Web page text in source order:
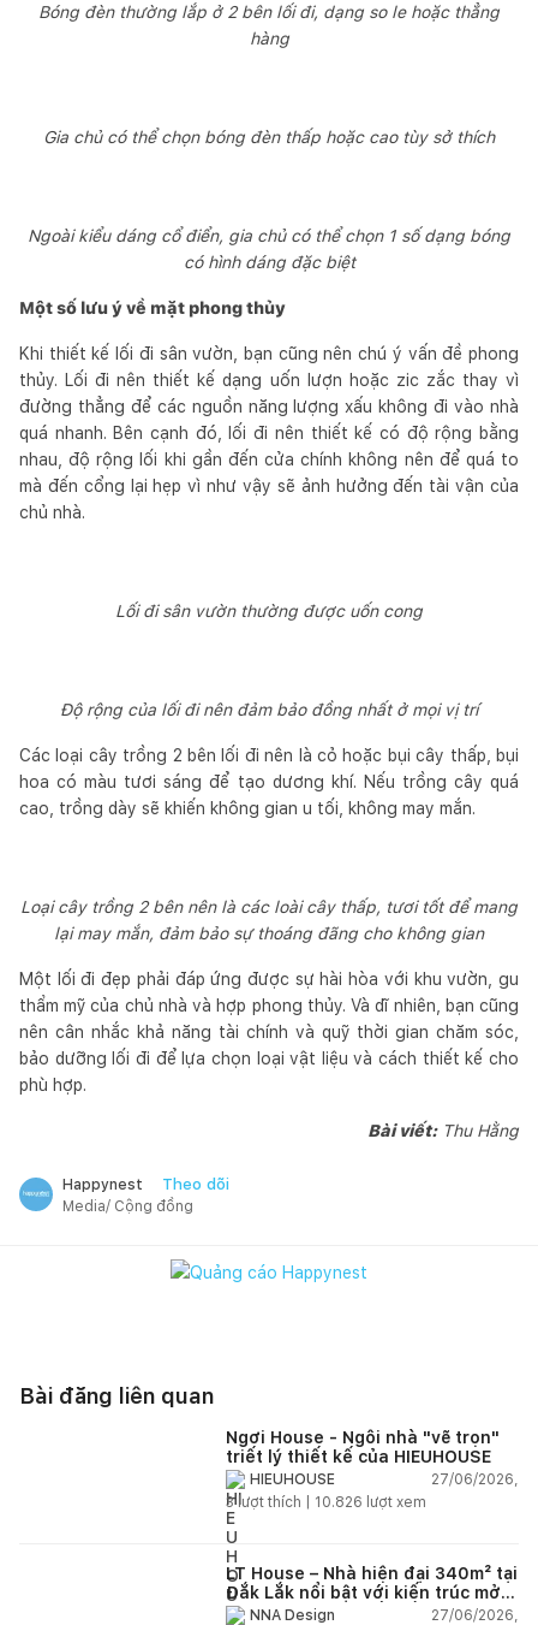
Bóng đèn thường lắp ở 2 bên lối đi, dạng so le hoặc thẳng
hàng
Gia chủ có thể chọn bóng đèn thấp hoặc cao tùy sở thích
Ngoài kiểu dáng cổ điển, gia chủ có thể chọn 1 số dạng bóng
có hình dáng đặc biệt
Một số lưu ý về mặt phong thủy
Khi thiết kế lối đi sân vườn, bạn cũng nên chú ý vấn đề phong
thủy. Lối đi nên thiết kế dạng uốn lượn hoặc zic zắc thay vì
đường thẳng để các nguồn năng lượng xấu không đi vào nhà
quá nhanh. Bên cạnh đó, lối đi nên thiết kế có độ rộng bằng
nhau, độ rộng lối khi gần đến cửa chính không nên để quá to
mà đến cổng lại hẹp vì như vậy sẽ ảnh hưởng đến tài vận của
chủ nhà.
Lối đi sân vườn thường được uốn cong
Độ rộng của lối đi nên đảm bảo đồng nhất ở mọi vị trí
Các loại cây trồng 2 bên lối đi nên là cỏ hoặc bụi cây thấp, bụi
hoa có màu tươi sáng để tạo dương khí. Nếu trồng cây quá
cao, trồng dày sẽ khiến không gian u tối, không may mắn.
Loại cây trồng 2 bên nên là các loài cây thấp, tươi tốt để mang
lại may mắn, đảm bảo sự thoáng đãng cho không gian
Một lối đi đẹp phải đáp ứng được sự hài hòa với khu vườn, gu
thẩm mỹ của chủ nhà và hợp phong thủy. Và dĩ nhiên, bạn cũng
nên cân nhắc khả năng tài chính và quỹ thời gian chăm sóc,
bảo dưỡng lối đi để lựa chọn loại vật liệu và cách thiết kế cho
phù hợp.
Bài viết:Thu Hằng
Happynest Theo dõi
Media/ Cộng đồng
Bài đăng liên quan
Ngơi House - Ngôi nhà "vẽ trọn"
triết lý thiết kế của HIEUHOUSE
HIEUHOUSE
27/06/2026,
3lượt thích | 10.826 lượt xem
LT House – Nhà hiện đại 340m² tại
Đắk Lắk nổi bật với kiến trúc mở
và hệ sân vườn kết nối thiên
NNA Design 27/06/2026,